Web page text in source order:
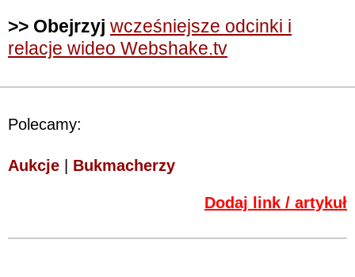
>> Obejrzyj wcześniejsze odcinki i
relacje wideo Webshake.tv
Polecamy:
Aukcje | Bukmacherzy
Dodaj link / artykuł